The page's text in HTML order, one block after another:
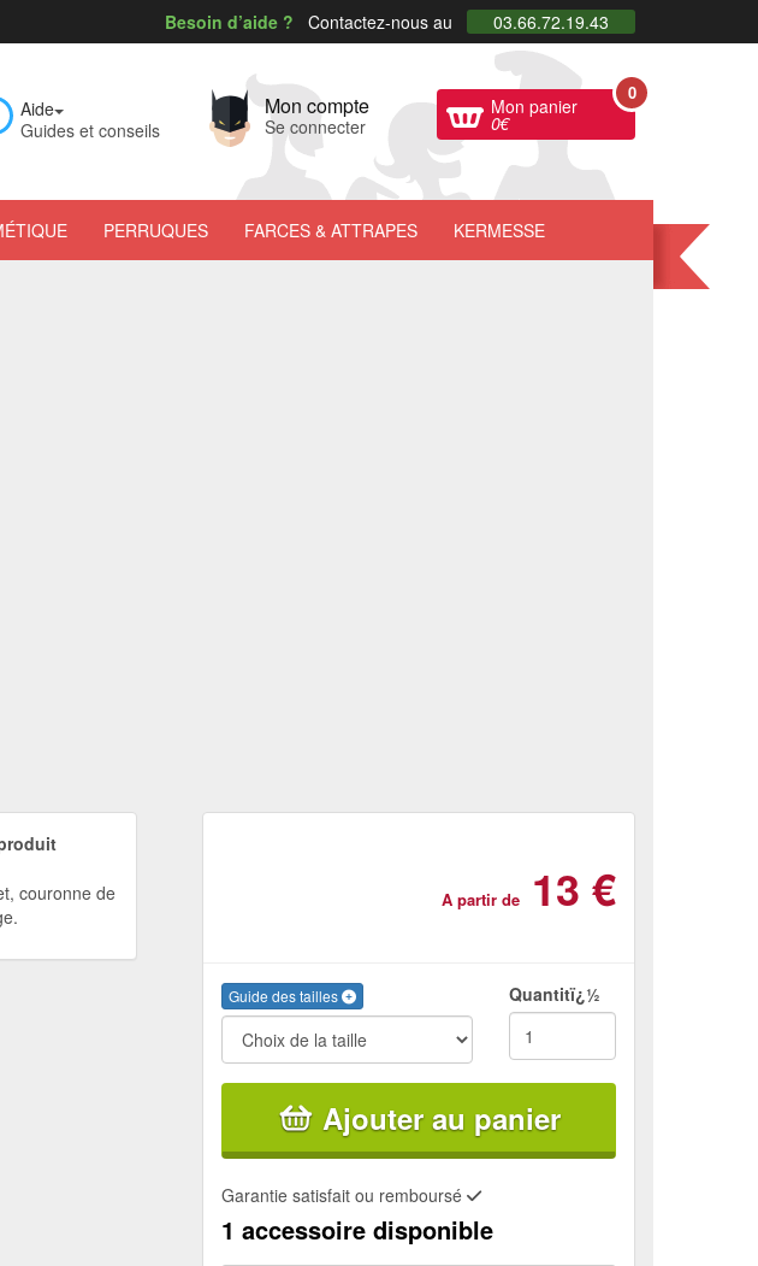
Besoin d’aide ? Contactez-nous au 03.66.72.19.43
Aide
Guides et conseils
Mon compte
Se connecter
Mon panier
0€
0
PERRUQUES FARCES & ATTRAPES KERMESSE
couronne de
A partir de 13 €
Guide des tailles Quantitï¿½
Ajouter au panier
Garantie satisfait ou remboursé
1 accessoire disponible